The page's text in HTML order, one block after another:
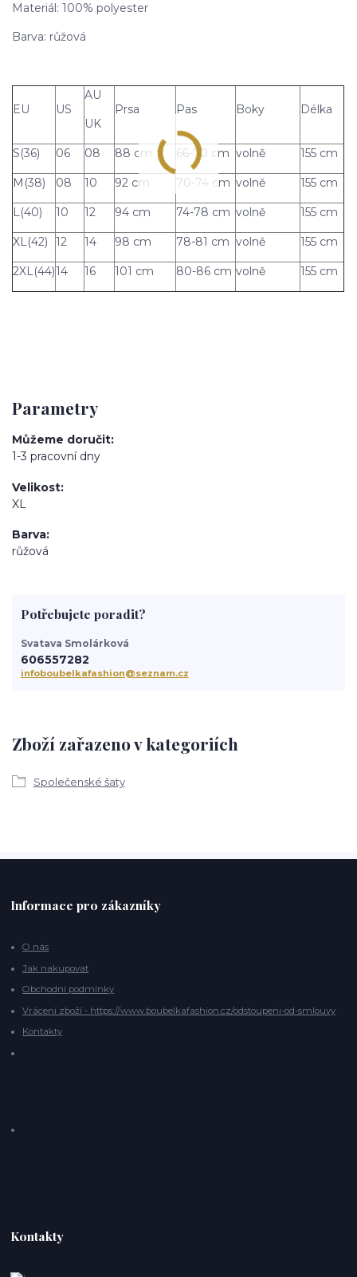
Materiál: 100% polyester
Barva: růžová
EU US
AU
UK
Prsa Pas Boky Délka
S(36) 06 08 88 cm 66-70 cm volně 155 cm
M(38) 08 10 92 cm 70-74 cm volně 155 cm
L(40) 10 12 94 cm 74-78 cm volně 155 cm
XL(42) 12 14 98 cm 78-81 cm volně 155 cm
2XL(44)14 16 101 cm 80-86 cm volně 155 cm
Parametry
Můžeme doručit
1-3 pracovní dny
Velikost
XL
Barva
růžová
Zboží zařazeno v kategoriích
Společenské šaty
Potřebujete poradit?
Svatava Smolárková
606557282
infoboubelkafashion@seznam.cz
Informace pro zákazníky
O nás
Jak nakupovat
Obchodní podmínky
Vrácení zboží - https://www.boubelkafashion.cz/odstoupeni-od-smlouvy
Kontakty
Kontakty